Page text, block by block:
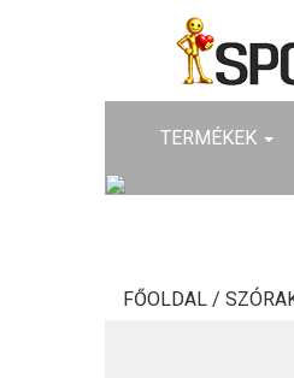
TERMÉKEK
FŐOLDAL /